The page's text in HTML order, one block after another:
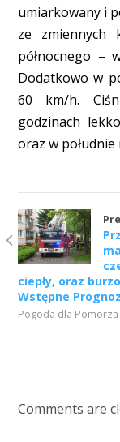
umiarkowany i
ze zmiennych
północnego –
Dodatkowo w
60 km/h.
godzinach
oraz w
ciepły, oraz
Wstępne
Pogoda dla Pomorza
Comments are